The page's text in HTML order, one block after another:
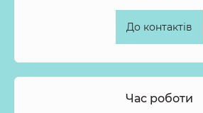
До контактів
Час роботи